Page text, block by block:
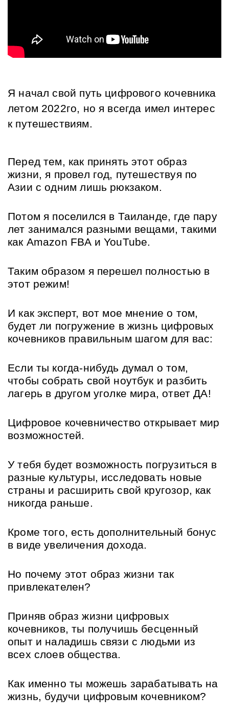
Я начал свой путь цифрового кочевника
летом 2022го, но я всегда имел интерес
к путешествиям.
Перед тем, как принять этот образ
жизни, я провел год, путешествуя по
Азии с одним лишь рюкзаком.
Потом я поселился в Таиланде, где пару
лет занимался разными вещами, такими
как Amazon FBA и YouTube.
Таким образом я перешел полностью в
этот режим!
И как эксперт, вот мое мнение о том,
будет ли погружение в жизнь цифровых
кочевников правильным шагом для вас:
Если ты когда-нибудь думал о том,
чтобы собрать свой ноутбук и разбить
лагерь в другом уголке мира, ответ ДА!
Цифровое кочевничество открывает мир
возможностей.
У тебя будет возможность погрузиться в
разные культуры, исследовать новые
страны и расширить свой кругозор, как
никогда раньше.
Кроме того, есть дополнительный бонус
в виде увеличения дохода.
Но почему этот образ жизни так
привлекателен?
Приняв образ жизни цифровых
кочевников, ты получишь бесценный
опыт и наладишь связи с людьми из
всех слоев общества.
Как именно ты можешь зарабатывать на
жизнь, будучи цифровым кочевником?